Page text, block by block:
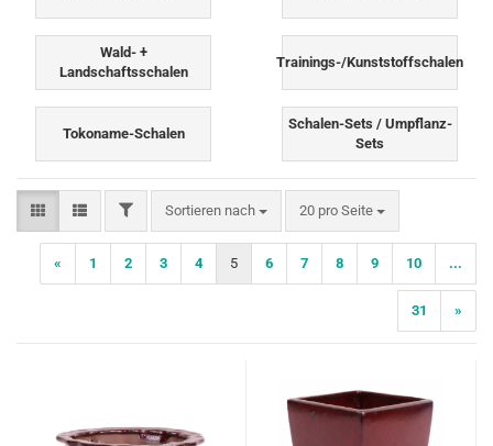
Wald- +
Landschaftsschalen
Trainings-/Kunststoffschalen
Tokoname-Schalen
Schalen-Sets / Umpflanz-
Sets
FILTERSortieren nach
Sortieren nach 20 pro Seite
pro Seite
« 1 2 3 4 5 6 7 8 9 10 ...
31 »